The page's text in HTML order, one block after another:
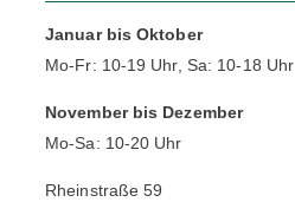
Januar bis Oktober
Mo-Fr: 10-19 Uhr, Sa: 10-18 Uhr
November bis Dezember
Mo-Sa: 10-20 Uhr
Rheinstraße 59